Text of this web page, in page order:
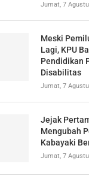
Jumat, 7
Meski
Lagi, KPU
Pendidikan
Disabilitas
Jumat, 7
Jejak
Mengubah
Kabayaki
Jumat, 7